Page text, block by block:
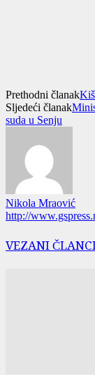
Prethodni članak
Sljedeći članak
suda u Senju
Nikola Mraović
http://
VEZANI